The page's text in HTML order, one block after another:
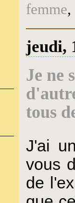
femme,
jeudi,
Je ne
tous
J'ai
vous
de